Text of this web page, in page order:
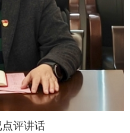
评讲话